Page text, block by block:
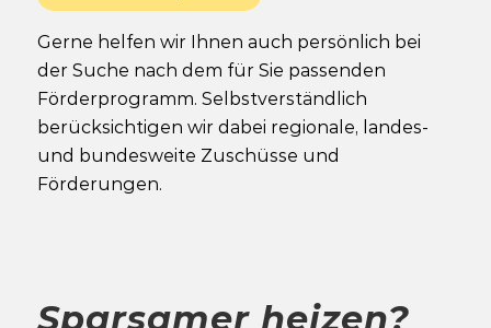
Gerne helfen wir Ihnen auch persönlich bei
der Suche nach dem für Sie passenden
Förderprogramm. Selbstverständlich
berücksichtigen wir dabei regionale, landes-
und bundesweite Zuschüsse und
Förderungen.
Sparsamer heizen?